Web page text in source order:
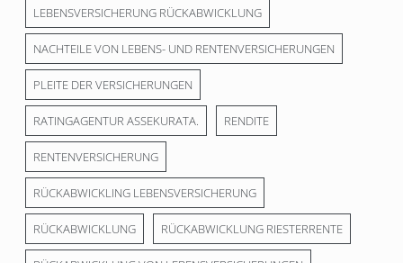
LEBENSVERSICHERUNG RÜCKABWICKLUNG
NACHTEILE VON LEBENS- UND RENTENVERSICHERUNGEN
PLEITE DER VERSICHERUNGEN
RATINGAGENTUR ASSEKURATA. RENDITE
RENTENVERSICHERUNG
RÜCKABWICKLING LEBENSVERSICHERUNG
RÜCKABWICKLUNG RÜCKABWICKLUNG RIESTERRENTE